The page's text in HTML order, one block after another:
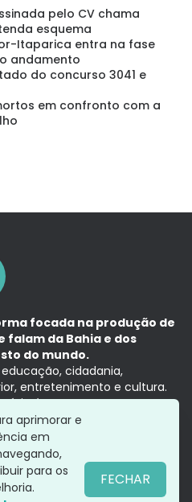
pelo CV chama
esquema
Itaparica entra na fase
andamento
do concurso 3041 e
em confronto com a
focada na produção de
falam da Bahia e dos
do mundo.
cidadania,
entretenimento e cultura.
é no tempo presente,
Aratu.
aprimorar e
em
para os
FECHAR